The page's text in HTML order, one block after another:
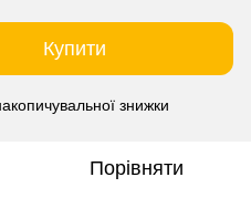
Купити
знижки
Порівняти